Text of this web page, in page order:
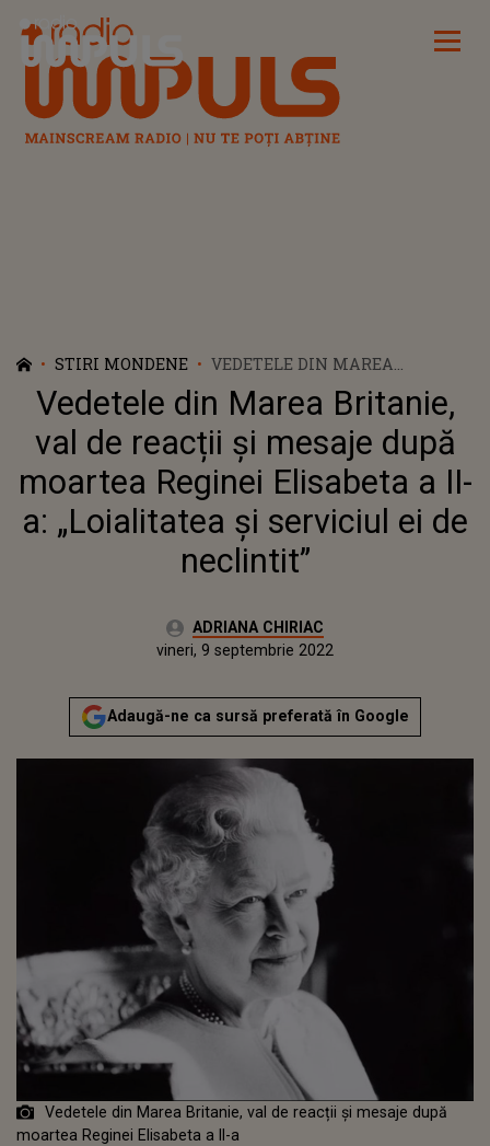
Radio Impuls
STIRI MONDENE
VEDETELE DIN MAREA
BRITANIE, VAL DE REACȚII ȘI
MESAJE DUPĂ MOARTEA
REGINEI ELISABETA A II-A:
„LOIALITATEA ȘI SERVICIUL EI
DE NECLINTIT”
Vedetele din Marea Britanie,
val de reacții și mesaje după
moartea Reginei Elisabeta a II-
a: „Loialitatea și serviciul ei de
neclintit”
Autor:ADRIANA CHIRIAC
vineri, 9 septembrie 2022Actualizat:
vineri, 9 septembrie 2022
Adaugă-ne ca sursă preferată în Google
Vedetele din Marea Britanie, val de reacții și mesaje după
moartea Reginei Elisabeta a II-a